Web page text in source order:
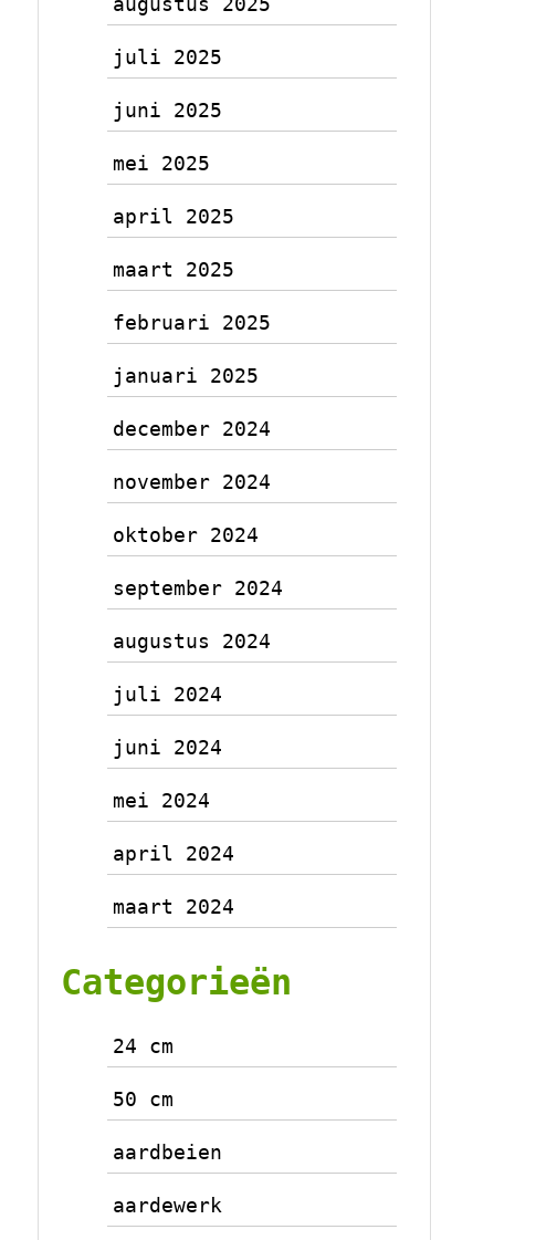
juli 2025
juni 2025
mei 2025
april 2025
maart 2025
februari 2025
januari 2025
december 2024
november 2024
oktober 2024
september 2024
augustus 2024
juli 2024
juni 2024
mei 2024
april 2024
maart 2024
Categorieën
24 cm
50 cm
aardbeien
aardewerk